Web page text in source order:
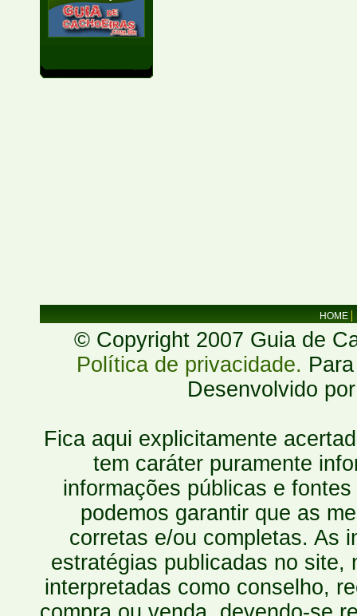
HOME
© Copyright 2007 Guia de
Política de privacidade.
Desenvolvido
Fica aqui explicitamente
tem caráter puramente
informações públicas e
podemos garantir que as
corretas e/ou completas. As
estratégias publicadas no site,
interpretadas como conselho,